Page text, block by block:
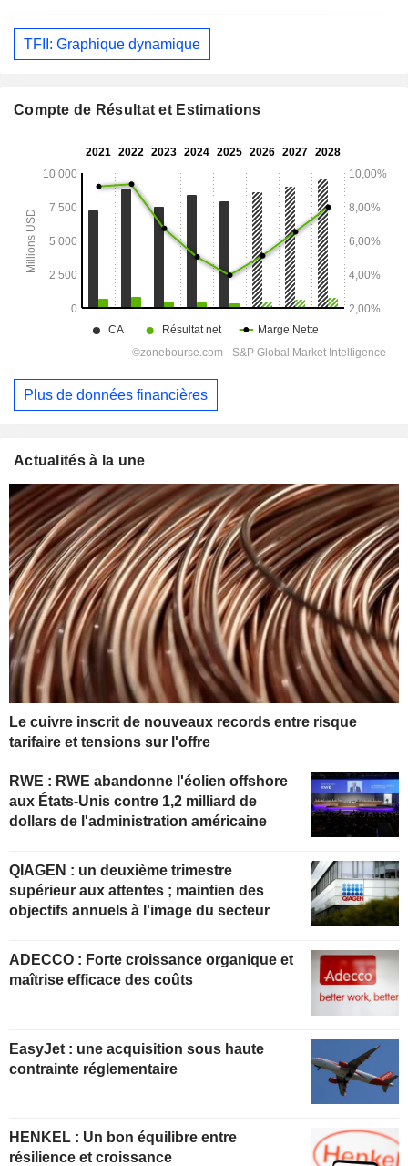
TFII: Graphique dynamique
Compte de Résultat et Estimations
Plus de données financières
Actualités à la une
Le cuivre inscrit de nouveaux records entre risque
tarifaire et tensions sur l'offre
RWE : RWE abandonne l'éolien offshore
aux États-Unis contre 1,2 milliard de
dollars de l'administration américaine
QIAGEN : un deuxième trimestre
supérieur aux attentes ; maintien des
objectifs annuels à l'image du secteur
ADECCO : Forte croissance organique et
maîtrise efficace des coûts
EasyJet : une acquisition sous haute
contrainte réglementaire
HENKEL : Un bon équilibre entre
résilience et croissance